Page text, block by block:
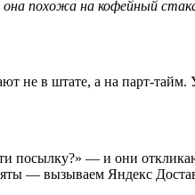
похожа на кофейный
в штате, а на парт-тайм.
— и они
— вызываем Яндекс